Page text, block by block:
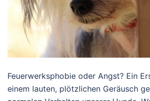
Feuerwerksphobie oder Angst? Ein
einem lauten, plötzlichen Geräusch